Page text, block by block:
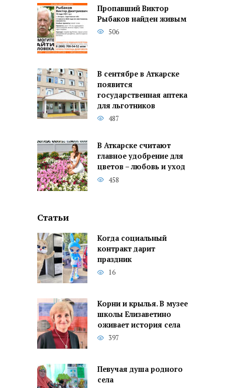
Пропавший Виктор
Рыбаков найден живым
506
В сентябре в Аткарске
появится
государственная аптека
для льготников
487
В Аткарске считают
главное удобрение для
цветов – любовь и уход
458
Статьи
Когда социальный
контракт дарит
праздник
16
Корни и крылья. В музее
школы Елизаветино
оживает история села
397
Певучая душа родного
села